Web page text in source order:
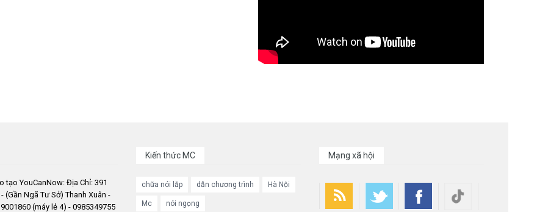
tạo YouCanNow: Địa Chỉ: 391
(Gần Ngã Tư Sở) Thanh Xuân -
(máy lẻ 4) - 0985349755
Kiến thức MC
chữa nói lắp dẫn chương trình Hà Nội
Mc nói ngọng
Mạng xã hội